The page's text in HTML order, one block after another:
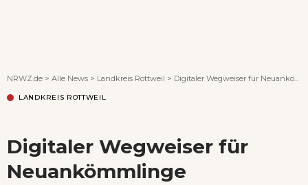
NRWZ.de > Alle News > Landkreis Rottweil > Digitaler Wegweiser für Neuankömmlinge
LANDKREIS ROTTWEIL
Digitaler Wegweiser für
Neuankömmlinge